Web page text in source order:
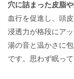
穴に詰まった皮脂
血行を促進し、頭
浸透力が格段にアッ
湯の音と温かさに
です。思わず眠っ